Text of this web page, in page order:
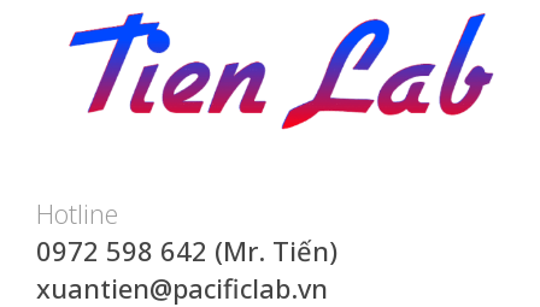
Hotline
0972 598 642 (Mr. Tiến)
xuantien@pacificlab.vn